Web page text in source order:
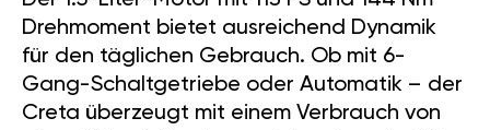
Drehmoment bietet ausreichend Dynamik
für den täglichen Gebrauch. Ob mit 6-
Gang-Schaltgetriebe oder Automatik – der
Creta überzeugt mit einem Verbrauch von